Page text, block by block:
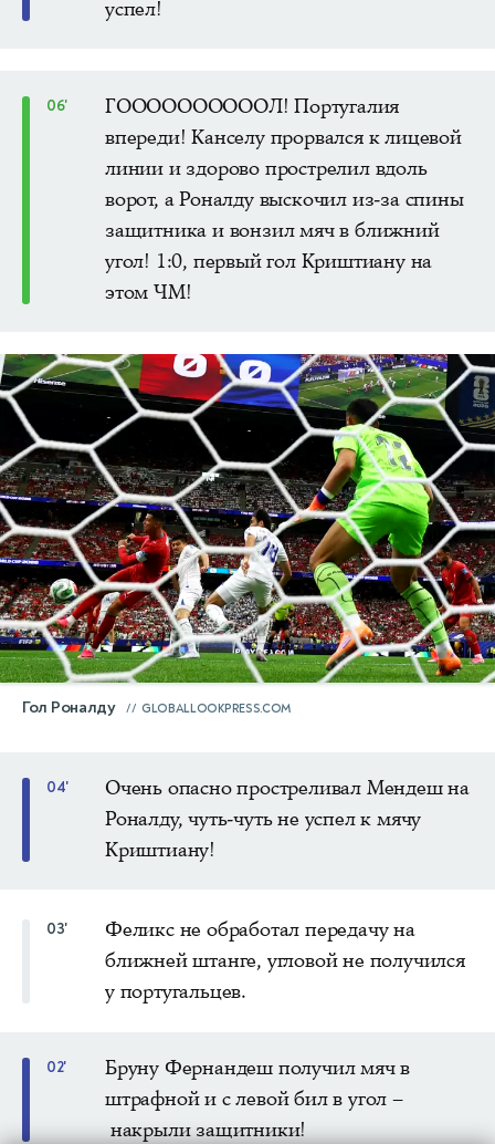
успел!
06'
ГООООООООООЛ! Португалия
впереди! Канселу прорвался к лицевой
линии и здорово прострелил вдоль
ворот, а Роналду выскочил из-за спины
защитника и вонзил мяч в ближний
угол! 1:0, первый гол Криштиану на
этом ЧМ!
Гол Роналду GLOBALLOOKPRESS.COM
04'
Очень опасно простреливал Мендеш на
Роналду, чуть-чуть не успел к мячу
Криштиану!
03'
Феликс не обработал передачу на
ближней штанге, угловой не получился
у португальцев.
02'
Бруну Фернандеш получил мяч в
штрафной и с левой бил в угол –
накрыли защитники!